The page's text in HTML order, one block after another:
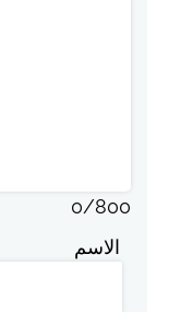
0/800
الاسم